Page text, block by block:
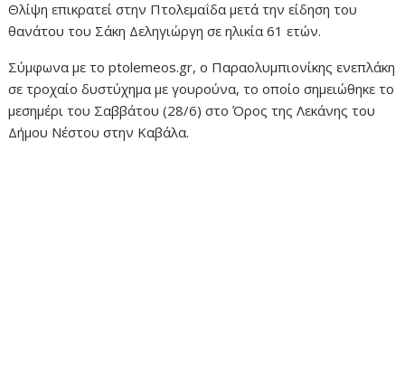
Θλίψη επικρατεί στην Πτολεμαΐδα μετά την είδηση του
θανάτου του Σάκη Δεληγιώργη σε ηλικία 61 ετών.
Σύμφωνα με το ptolemeos.gr, ο Παραολυμπιονίκης ενεπλάκη
σε τροχαίο δυστύχημα με γουρούνα, το οποίο σημειώθηκε το
μεσημέρι του Σαββάτου (28/6) στο Όρος της Λεκάνης του
Δήμου Νέστου στην Καβάλα.